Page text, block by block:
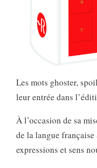
Les mots ghoster,
leur entrée dans
À l’occasion de sa
de la langue
expressions et sens